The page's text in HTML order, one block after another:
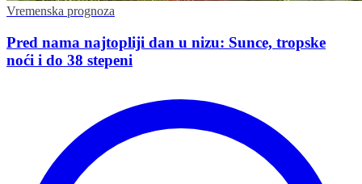
Vremenska prognoza
Pred nama najtopliji dan u nizu: Sunce, tropske
noći i do 38 stepeni